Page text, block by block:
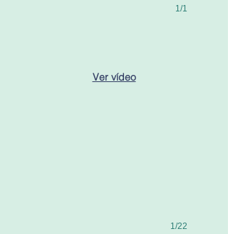
1/1
Ver vídeo
1/22